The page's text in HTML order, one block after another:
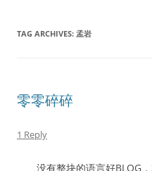
TAG ARCHIVES: 孟岩
零零碎碎
1 Reply
没有整块的语言好BLOG，